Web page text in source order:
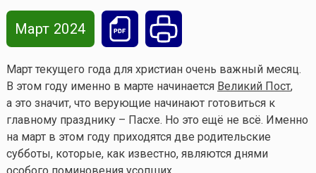
Март 2024
Март текущего года для христиан очень важный месяц.
В этом году именно в марте начинается Великий Пост,
а это значит, что верующие начинают готовиться к
главному празднику – Пасхе. Но это ещё не всё. Именно
на март в этом году приходятся две родительские
субботы, которые, как известно, являются днями